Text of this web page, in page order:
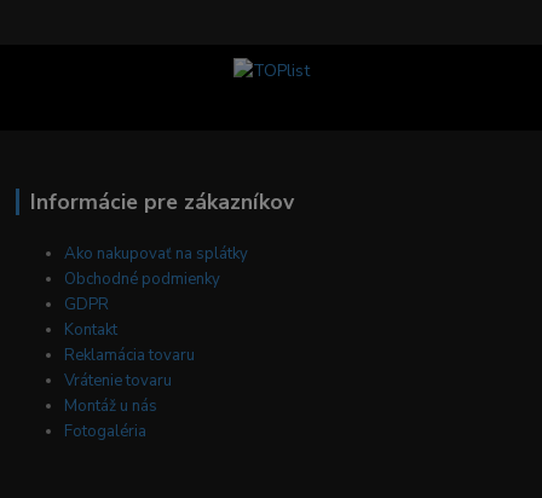
Informácie pre zákazníkov
Ako nakupovať na splátky
Obchodné podmienky
GDPR
Kontakt
Reklamácia tovaru
Vrátenie tovaru
Montáž u nás
Fotogaléria